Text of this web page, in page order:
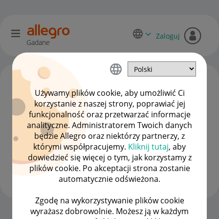
Używamy plików cookie, aby umożliwić Ci
korzystanie z naszej strony, poprawiać jej
funkcjonalność oraz przetwarzać informacje
analityczne. Administratorem Twoich danych
będzie Allegro oraz niektórzy partnerzy, z
którymi współpracujemy. Kliknij tutaj, aby
dowiedzieć się więcej o tym, jak korzystamy z
plików cookie. Po akceptacji strona zostanie
automatycznie odświeżona.
Zgodę na wykorzystywanie plików cookie
wyrażasz dobrowolnie. Możesz ją w każdym
Gadane
Zaloguj
Health___Beauty
#17 Koryfeusz
Strona Główna OPCJE